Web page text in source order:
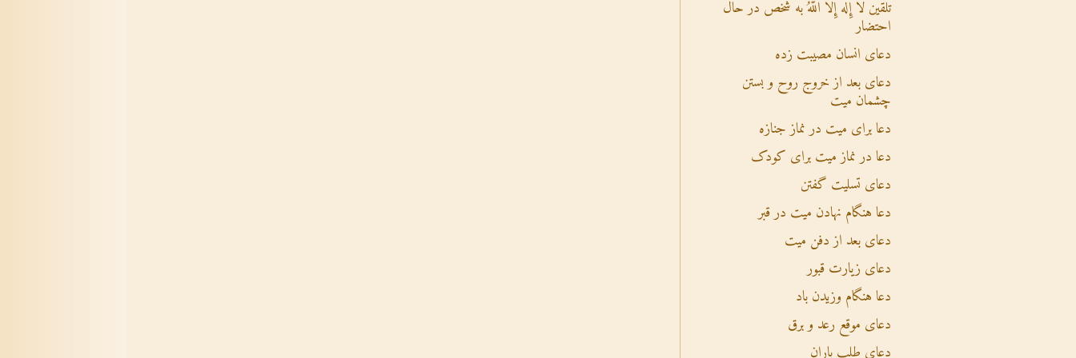
تلقین لاَ إِلَهَ إِلاَّ اللهُ به شخص در حال
احتضار
دعای انسان مصیبت زده
دعای بعد از خروج روح و بستن
چشمان میت
دعا برای میت در نماز جنازه
دعا در نماز میت برای کودک
دعای تسلیت گفتن
دعا هنگام نهادن میت در قبر
دعای بعد از دفن میت
دعای زیارت قبور
دعا هنگام وزیدن باد
دعای موقع رعد و برق
دعای طلب باران